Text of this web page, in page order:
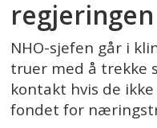
regjeringen
NHO-sjefen går i
truer med å trekke
kontakt hvis de
fondet for